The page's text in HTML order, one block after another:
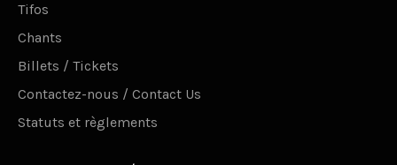
Tifos
Chants
Billets / Tickets
Contactez-nous / Contact Us
Statuts et règlements